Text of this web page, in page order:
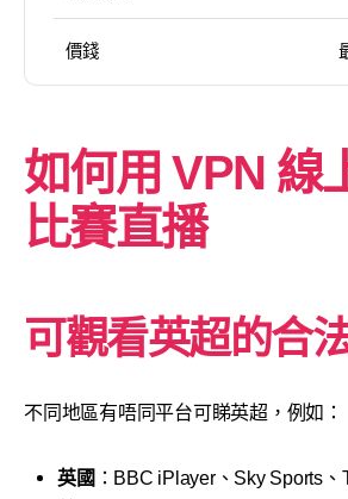
價錢
如何用 VPN 線
比賽直播
可觀看英超的合
不同地區有唔同平台可睇英超，例如：
英國 ：BBC iPlayer、Sky Sports